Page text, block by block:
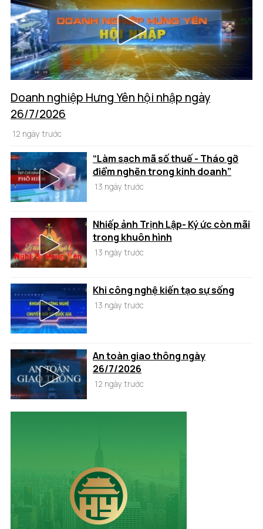
Doanh nghiệp Hưng Yên hội nhập ngày
26/7/2026
12 ngày trước
“Làm sạch mã số thuế - Tháo gỡ
điểm nghẽn trong kinh doanh”
13 ngày trước
Nhiếp ảnh Trịnh Lập- Ký ức còn mãi
trong khuôn hình
13 ngày trước
Khi công nghệ kiến tạo sự sống
13 ngày trước
An toàn giao thông ngày
26/7/2026
12 ngày trước